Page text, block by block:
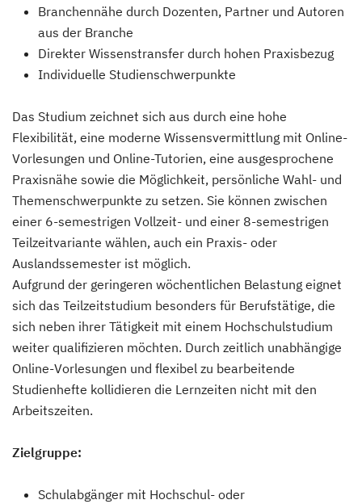
Branchennähe durch Dozenten, Partner und Autoren
aus der Branche
Direkter Wissenstransfer durch hohen Praxisbezug
Individuelle Studienschwerpunkte
Das Studium zeichnet sich aus durch eine hohe
Flexibilität, eine moderne Wissensvermittlung mit Online-
Vorlesungen und Online-Tutorien, eine ausgesprochene
Praxisnähe sowie die Möglichkeit, persönliche Wahl- und
Themenschwerpunkte zu setzen. Sie können zwischen
einer 6-semestrigen Vollzeit- und einer 8-semestrigen
Teilzeitvariante wählen, auch ein Praxis- oder
Auslandssemester ist möglich.
Aufgrund der geringeren wöchentlichen Belastung eignet
sich das Teilzeitstudium besonders für Berufstätige, die
sich neben ihrer Tätigkeit mit einem Hochschulstudium
weiter qualifizieren möchten. Durch zeitlich unabhängige
Online-Vorlesungen und flexibel zu bearbeitende
Studienhefte kollidieren die Lernzeiten nicht mit den
Arbeitszeiten.
Zielgruppe:
Schulabgänger mit Hochschul- oder